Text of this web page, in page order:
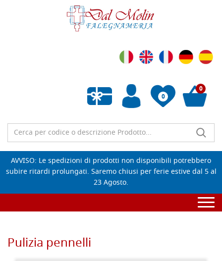
0
Wishlist vuota
0
AVVISO: Le spedizioni di prodotti non disponibili potrebbero
subire ritardi prolungati. Saremo chiusi per ferie estive dal 5 al
23 Agosto.
Pulizia pennelli